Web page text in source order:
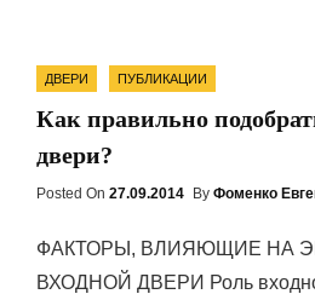
Categories
ДВЕРИ ПУБЛИКАЦИИ
Как правильно
двери?
Posted On Posted
27.09.2014 By Фоменко
ФАКТОРЫ, ВЛИЯЮЩИЕ НА
ВХОДНОЙ ДВЕРИ Роль